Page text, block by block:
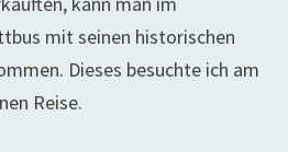
mit seinen historischen
Dieses besuchte ich am
Reise.